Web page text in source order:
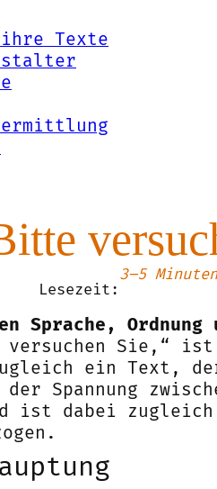
Texte
Lesezeit:
3–5 Minuten
Sprache, Ordnung
versuchen Sie,“
ein Text,
Spannung
ist dabei